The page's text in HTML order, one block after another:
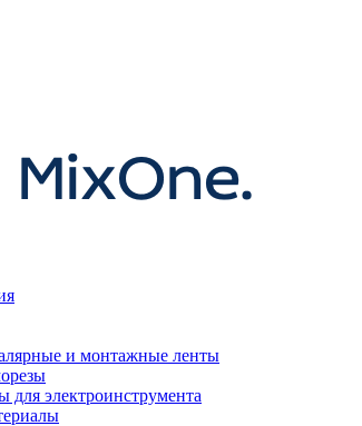
и монтажные ленты
для электроинструмента